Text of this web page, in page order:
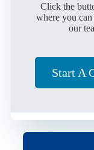
Click the
where you
our
Start A